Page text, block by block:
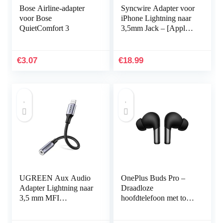
Bose Airline-adapter
voor Bose
QuietComfort 3
€3.07
Syncwire Adapter voor
iPhone Lightning naar
3,5mm Jack – [Apple
11 Pro Max/Xs…
€18.99
UGREEN Aux Audio
Adapter Lightning naar
3,5 mm MFI
OnePlus Buds Pro –
Draadloze
hoofdtelefoon met tot